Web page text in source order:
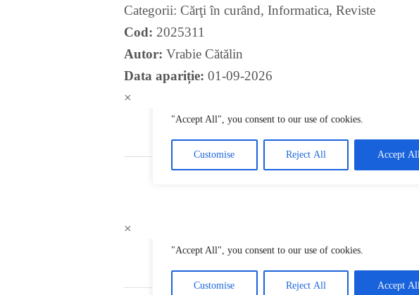
Categorii: Cărţi în curând, Informatica, Reviste
Cod: 2025311
Autor: Vrabie Cătălin
Data apariție: 01-09-2026
×
×